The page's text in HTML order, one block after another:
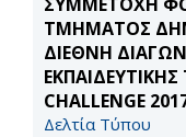
ΤΜΗΜΑΤΟΣ
ΔΙΕΘΝΗ
ΕΚΠΑΙΔΕΥΤΙΚΗΣ
CHALLENGE
Δελτία Τύπου